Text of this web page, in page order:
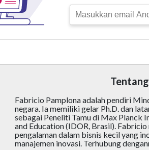
Fabricio Pamplona adalah pendiri
negara. Ia memiliki gelar Ph.D. dan
sebagai Peneliti Tamu di Max Planck
and Education (IDOR, Brasil).
pengalaman dalam bisnis kecil yang
manajemen inovasi. Terhubung